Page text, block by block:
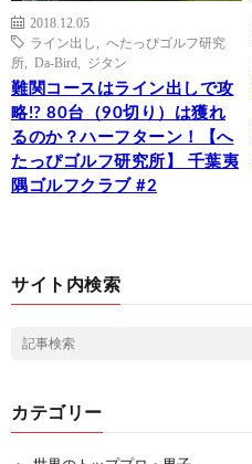
2018.12.05
ライン出し
へたっぴゴルフ研究
所
Da-Bird ジタン
難関コースはライン出しで攻
略!? 80台（90切り）は獲れ
るのか？ハーフターン！【へ
たっぴゴルフ研究所】 千葉夷
隅ゴルフクラブ #2
サイト内検索
カテゴリー